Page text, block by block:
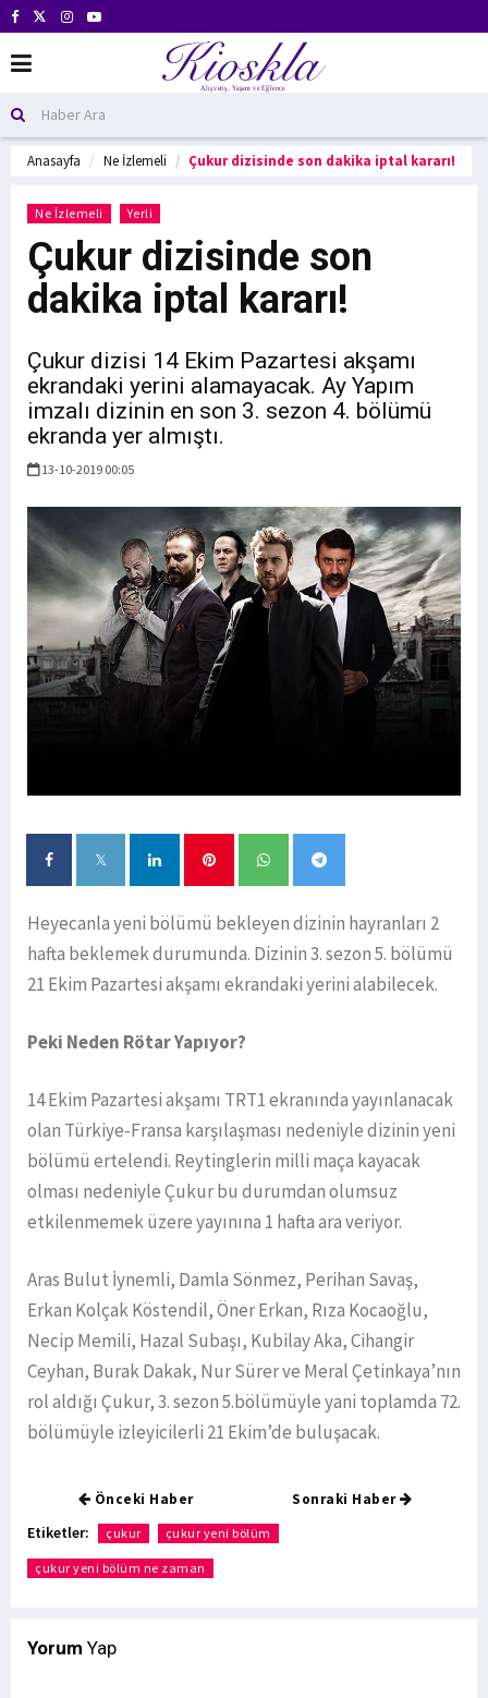
Anasayfa Ne İzlemeli Çukur dizisinde son dakika iptal kararı!
Ne İzlemeli Yerli
Çukur dizisinde son
dakika iptal kararı!
Çukur dizisi 14 Ekim Pazartesi akşamı
ekrandaki yerini alamayacak. Ay Yapım
imzalı dizinin en son 3. sezon 4. bölümü
ekranda yer almıştı.
13-10-2019 00:05
Heyecanla yeni bölümü bekleyen dizinin hayranları 2
hafta beklemek durumunda. Dizinin 3. sezon 5. bölümü
21 Ekim Pazartesi akşamı ekrandaki yerini alabilecek.
Peki Neden Rötar Yapıyor?
14 Ekim Pazartesi akşamı TRT1 ekranında yayınlanacak
olan Türkiye-Fransa karşılaşması nedeniyle dizinin yeni
bölümü ertelendi. Reytinglerin milli maça kayacak
olması nedeniyle Çukur bu durumdan olumsuz
etkilenmemek üzere yayınına 1 hafta ara veriyor.
Aras Bulut İynemli, Damla Sönmez, Perihan Savaş,
Erkan Kolçak Köstendil, Öner Erkan, Rıza Kocaoğlu,
Necip Memili, Hazal Subaşı, Kubilay Aka, Cihangir
Ceyhan, Burak Dakak, Nur Sürer ve Meral Çetinkaya’nın
rol aldığı Çukur, 3. sezon 5.bölümüyle yani toplamda 72.
bölümüyle izleyicilerli 21 Ekim’de buluşacak.
Önceki Haber Sonraki Haber
Etiketler: çukur çukur yeni bölüm
çukur yeni bölüm ne zaman
Yorum Yap